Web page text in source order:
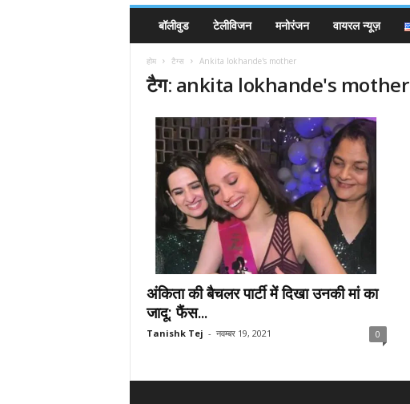
बॉलीवुड टेलीविजन मनोरंजन वायरल न्यूज़
होम टैग्स Ankita lokhande's mother
टैग: ankita lokhande's mother
अंकिता की बैचलर पार्टी में दिखा उनकी मां का
जादू; फैंस...
Tanishk Tej - नवम्बर 19, 2021 0